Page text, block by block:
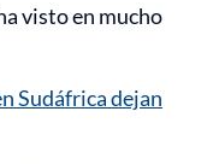
visto en mucho
Sudáfrica dejan